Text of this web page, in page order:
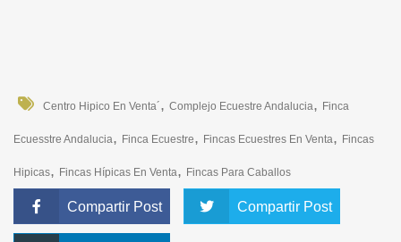
Centro Hipico En Venta´ , Complejo Ecuestre Andalucia, Finca
Ecuesstre Andalucia, Finca Ecuestre, Fincas Ecuestres En Venta, Fincas
Hipicas, Fincas Hípicas En Venta, Fincas Para Caballos
Compartir Post Compartir Post